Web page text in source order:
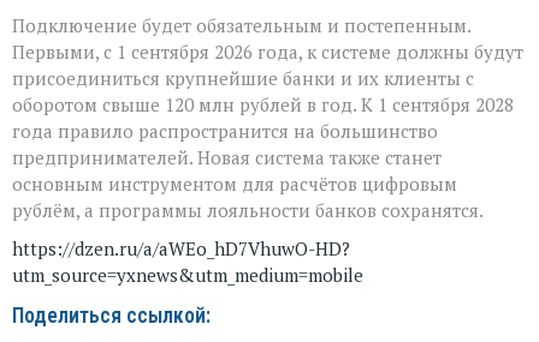
Подключение будет обязательным и постепенным.
Первыми, с 1 сентября 2026 года, к системе должны будут
присоединиться крупнейшие банки и их клиенты с
оборотом свыше 120 млн рублей в год. К 1 сентября 2028
года правило распространится на большинство
предпринимателей. Новая система также станет
основным инструментом для расчётов цифровым
рублём, а программы лояльности банков сохранятся.
https://dzen.ru/a/aWEo_hD7VhuwO-HD?
utm_source=yxnews&utm_medium=mobile
Поделиться ссылкой: